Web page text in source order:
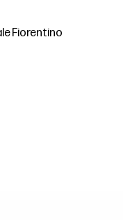
Fiorentino